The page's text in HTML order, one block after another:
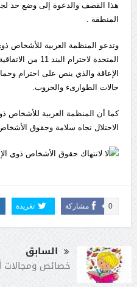
هذا القصف والدعوة إلى وضع حد
المنطقة .
وتدعو المنظمة العربية للأشخاص
المتحدة لاحترام
الإعاقة والذي ينص على احترام
حالات الطوارىء والحروب.
كما أن المنظمة العربية للأشخاص
الاحتلال تجاه سلامة وحقوق
مشاركة 0 تغريدة
السابق
خصائص ومجالات